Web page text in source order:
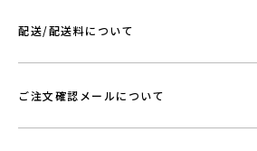
エアに機能を持たせることができる素材です。
配送/配送料について
ご注文確認メールについて